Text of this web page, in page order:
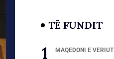
TË FUNDIT
MAQEDONI E VERIUT